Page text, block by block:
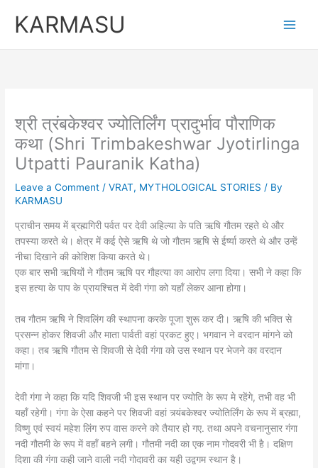
KARMASU
श्री त्रंबकेश्वर ज्योतिर्लिंग प्रादुर्भाव पौराणिक
कथा (Shri Trimbakeshwar Jyotirlinga
Utpatti Pauranik Katha)
Leave a Comment /VRAT, MYTHOLOGICAL STORIES / By
KARMASU
प्राचीन समय में ब्रह्मगिरी पर्वत पर देवी अहिल्या के पति ऋषि गौतम रहते थे और
तपस्या करते थे। क्षेत्र में कई ऐसे ऋषि थे जो गौतम ऋषि से ईर्ष्या करते थे और उन्हें
नीचा दिखाने की कोशिश किया करते थे।
एक बार सभी ऋषियों ने गौतम ऋषि पर गौहत्या का आरोप लगा दिया। सभी ने कहा कि
इस हत्या के पाप के प्रायश्चित में देवी गंगा को यहाँ लेकर आना होगा।
तब गौतम ऋषि ने शिवलिंग की स्थापना करके पूजा शुरू कर दी। ऋषि की भक्ति से
प्रसन्न होकर शिवजी और माता पार्वती वहां प्रकट हुए। भगवान ने वरदान मांगने को
कहा। तब ऋषि गौतम से शिवजी से देवी गंगा को उस स्थान पर भेजने का वरदान
मांगा।
देवी गंगा ने कहा कि यदि शिवजी भी इस स्थान पर ज्योति के रूप मे रहेंगे, तभी वह भी
यहाँ रहेगी। गंगा के ऐसा कहने पर शिवजी वहां त्र्यंबकेश्वर ज्योतिर्लिंग के रूप में ब्रह्मा,
विष्णु एवं स्वयं महेश लिंग रुप वास करने को तैयार हो गए. तथा अपने वचनानुसार गंगा
नदी गौतमी के रूप में वहाँ बहने लगी। गौतमी नदी का एक नाम गोदवरी भी है। दक्षिण
दिशा की गंगा कही जाने वाली नदी गोदावरी का यही उद्वगम स्थान है।